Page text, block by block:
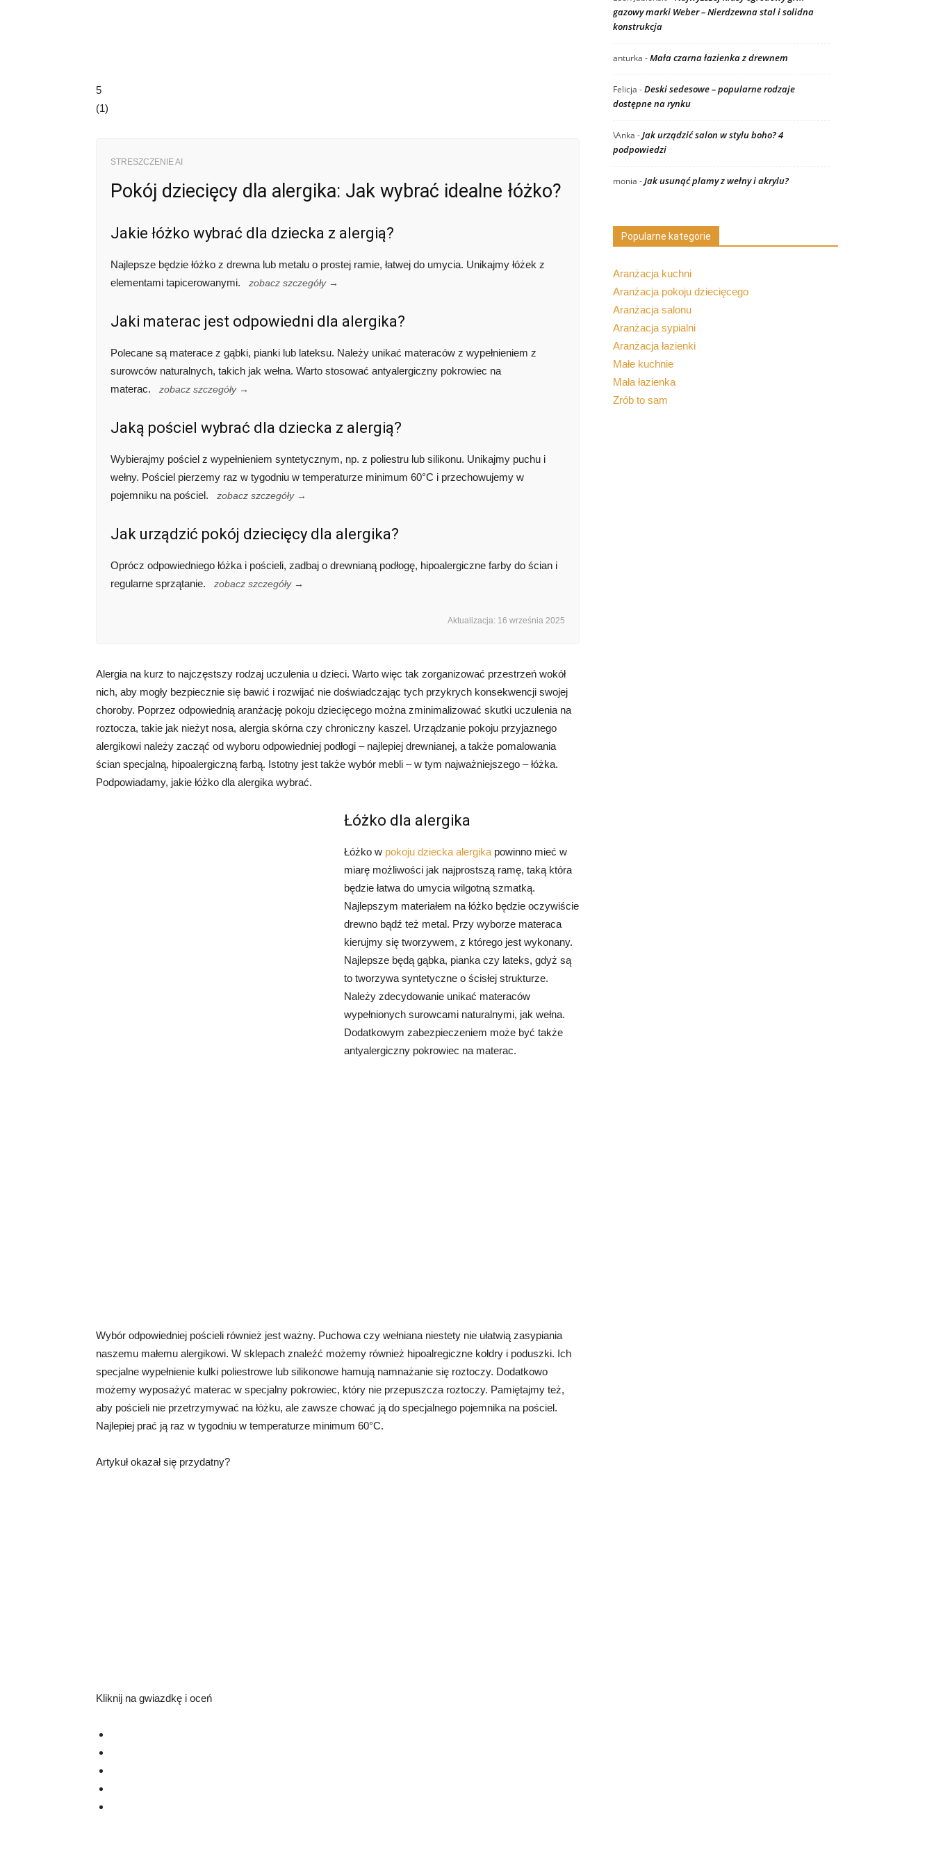
5
(1)
STRESZCZENIE AI
Pokój dziecięcy dla alergika: Jak wybrać idealne łóżko?
Jakie łóżko wybrać dla dziecka z alergią?
Najlepsze będzie łóżko z drewna lub metalu o prostej ramie, łatwej do umycia. Unikajmy łóżek z
elementami tapicerowanymi.
zobacz szczegóły →
Jaki materac jest odpowiedni dla alergika?
Polecane są materace z gąbki, pianki lub lateksu. Należy unikać materaców z wypełnieniem z
surowców naturalnych, takich jak wełna. Warto stosować antyalergiczny pokrowiec na
materac.
zobacz szczegóły →
Jaką pościel wybrać dla dziecka z alergią?
Wybierajmy pościel z wypełnieniem syntetycznym, np. z poliestru lub silikonu. Unikajmy puchu i
wełny. Pościel pierzemy raz w tygodniu w temperaturze minimum 60°C i przechowujemy w
pojemniku na pościel.
zobacz szczegóły →
Jak urządzić pokój dziecięcy dla alergika?
Oprócz odpowiedniego łóżka i pościeli, zadbaj o drewnianą podłogę, hipoalergiczne farby do ścian i
regularne sprzątanie.
zobacz szczegóły →
Aktualizacja: 16 września 2025
Alergia na kurz to najczęstszy rodzaj uczulenia u dzieci. Warto więc tak zorganizować przestrzeń wokół
nich, aby mogły bezpiecznie się bawić i rozwijać nie doświadczając tych przykrych konsekwencji swojej
choroby. Poprzez odpowiednią aranżację pokoju dziecięcego można zminimalizować skutki uczulenia na
roztocza, takie jak nieżyt nosa, alergia skórna czy chroniczny kaszel. Urządzanie pokoju przyjaznego
alergikowi należy zacząć od wyboru odpowiedniej podłogi – najlepiej drewnianej, a także pomalowania
ścian specjalną, hipoalergiczną farbą. Istotny jest także wybór mebli – w tym najważniejszego – łóżka.
Podpowiadamy, jakie łóżko dla alergika wybrać.
Łóżko dla alergika
Łóżko w pokoju dziecka alergika powinno mieć w
miarę możliwości jak najprostszą ramę, taką która
będzie łatwa do umycia wilgotną szmatką.
Najlepszym materiałem na łóżko będzie oczywiście
drewno bądź też metal. Przy wyborze materaca
kierujmy się tworzywem, z którego jest wykonany.
Najlepsze będą gąbka, pianka czy lateks, gdyż są
to tworzywa syntetyczne o ścisłej strukturze.
Należy zdecydowanie unikać materaców
wypełnionych surowcami naturalnymi, jak wełna.
Dodatkowym zabezpieczeniem może być także
antyalergiczny pokrowiec na materac.
Wybór odpowiedniej pościeli również jest ważny. Puchowa czy wełniana niestety nie ułatwią zasypiania
naszemu małemu alergikowi. W sklepach znaleźć możemy również hipoalregiczne kołdry i poduszki. Ich
specjalne wypełnienie kulki poliestrowe lub silikonowe hamują namnażanie się roztoczy. Dodatkowo
możemy wyposażyć materac w specjalny pokrowiec, który nie przepuszcza roztoczy. Pamiętajmy też,
aby pościeli nie przetrzymywać na łóżku, ale zawsze chować ją do specjalnego pojemnika na pościel.
Najlepiej prać ją raz w tygodniu w temperaturze minimum 60°C.
Artykuł okazał się przydatny?
Kliknij na gwiazdkę i oceń
gazowy marki Weber – Nierdzewna stal i solidna
konstrukcja
anturka -Mała czarna łazienka z drewnem
Felicja -Deski sedesowe – popularne rodzaje
dostępne na rynku
\Anka -Jak urządzić salon w stylu boho? 4
podpowiedzi
monia -Jak usunąć plamy z wełny i akrylu?
Popularne kategorie
Aranżacja kuchni
Aranżacja pokoju dziecięcego
Aranżacja salonu
Aranżacja sypialni
Aranżacja łazienki
Małe kuchnie
Mała łazienka
Zrób to sam